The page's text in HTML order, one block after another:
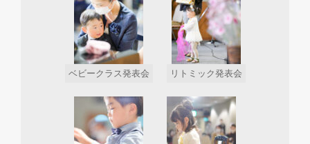
ベビークラス発表会 リトミック発表会